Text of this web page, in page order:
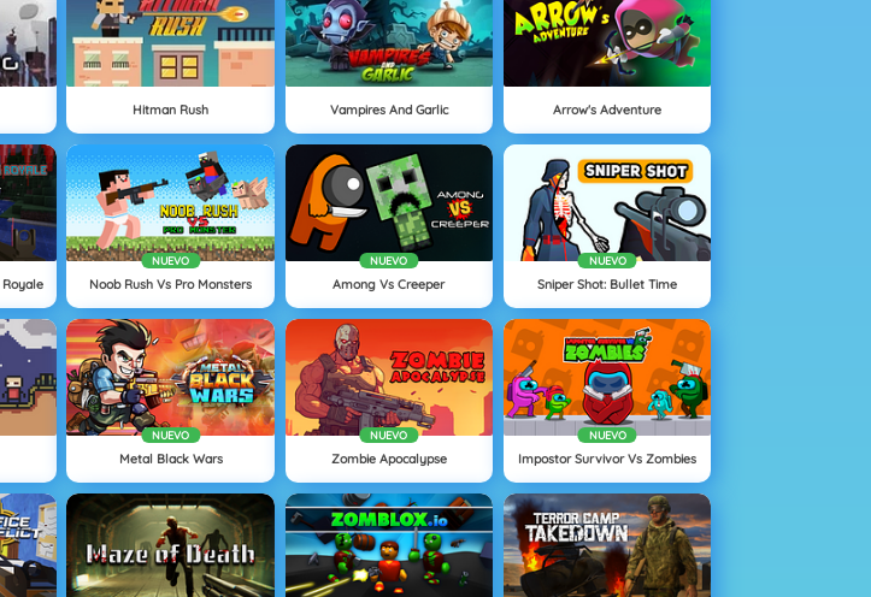
Hitman Rush Vampires And Garlic Arrow's Adventure
NUEVO
Noob Rush Vs Pro Monsters
NUEVO
Among Vs Creeper
NUEVO
Sniper Shot: Bullet Time
NUEVO
Metal Black Wars
NUEVO
Zombie Apocalypse
NUEVO
Impostor Survivor Vs Zombies